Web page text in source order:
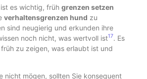
es wichtig, früh grenzen setzen
verhaltensgrenzen hund zu
sind neugierig und erkunden ihre
noch nicht, was wertvoll ist17. Es
zu zeigen, was erlaubt ist und
nicht mögen, sollten Sie konsequent